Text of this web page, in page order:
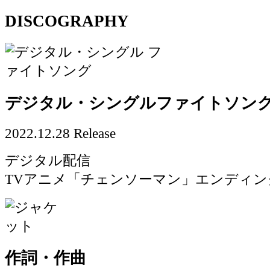
DISCOGRAPHY
デジタル・シングルファイトソン
2022.12.28 Release
デジタル配信
TVアニメ「チェンソーマン」エンディ
作詞・作曲